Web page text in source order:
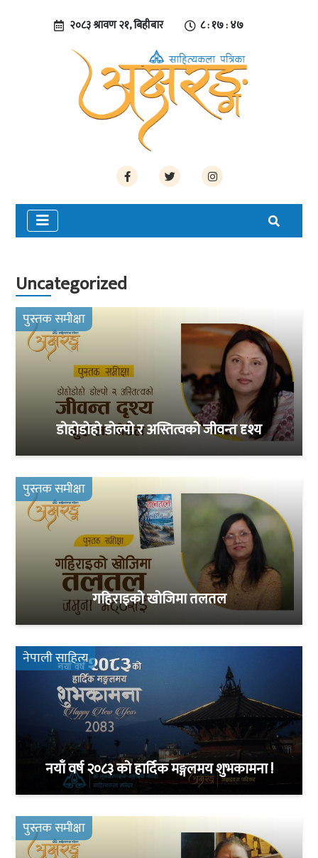
२०८३ श्रावण २१, बिहीबार ८ : १७ : ४८
Uncategorized
पुस्तक समीक्षा
डोहोडोहो डोल्पो र अस्तित्वको जीवन्त दृश्य
पुस्तक समीक्षा
गहिराइको खोजिमा तलतल
नेपाली साहित्य
नयाँ वर्ष २०८३ को हार्दिक मङ्गलमय शुभकामना !
पुस्तक समीक्षा